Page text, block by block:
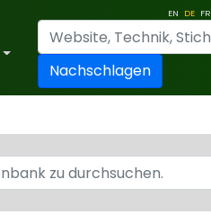
EN DE FR
Nachschlagen